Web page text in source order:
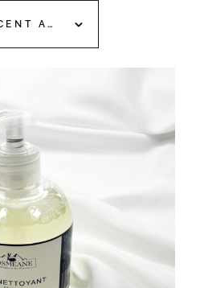
TRI DU PLUS RÉCENT AU PLUS ANCIEN